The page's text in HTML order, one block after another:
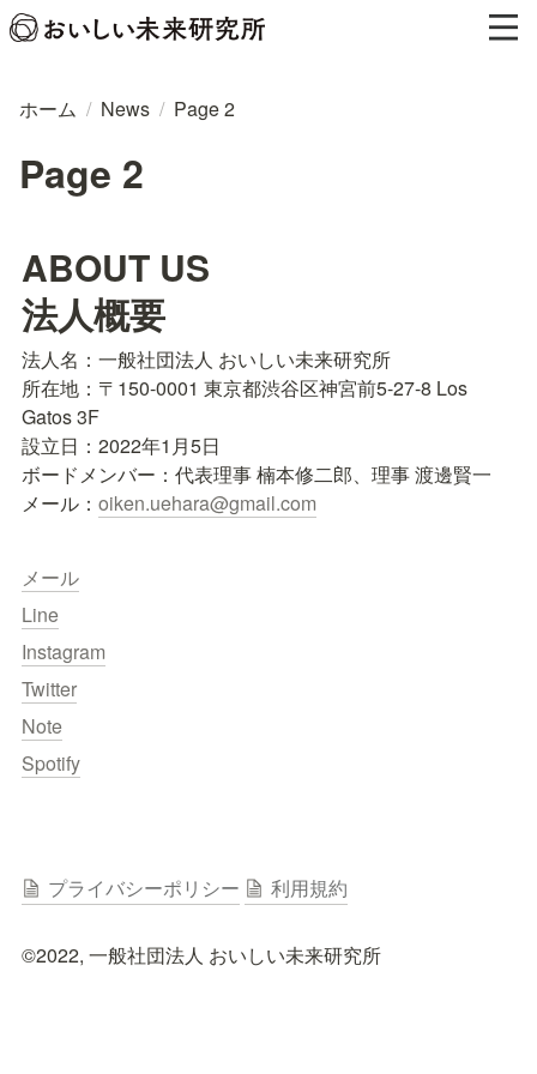
ホーム / News / Page 2
Page 2
ABOUT US
法人概要
法人名：一般社団法人 おいしい未来研究所
所在地：〒150-0001 東京都渋谷区神宮前5-27-8 Los
Gatos 3F
設立日：2022年1月5日
ボードメンバー：代表理事 楠本修二郎、理事 渡邊賢一
メール： oiken.uehara@gmail.com
メール
Line
Instagram
Twitter
Note
Spotify
プライバシーポリシー 利用規約
©︎2022, 一般社団法人 おいしい未来研究所